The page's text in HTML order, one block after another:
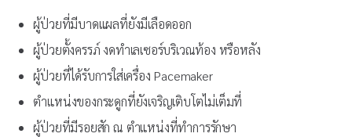
ผู้ป่วยที่มีบาดแผลที่ยังมีเลือดออก
ผู้ป่วยตั้งครรภ์ งดทำเลเซอร์บริเวณท้อง หรือหลัง
ผู้ป่วยที่ได้รับการใส่เครื่อง Pacemaker
ตำแหน่งของกระดูกที่ยังเจริญเติบโตไม่เต็มที่
ผู้ป่วยที่มีรอยสัก ณ ตำแหน่งที่ทำการรักษา